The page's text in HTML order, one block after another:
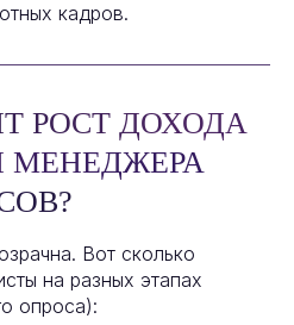
кадров.
РОСТ ДОХОДА
МЕНЕДЖЕРА
Вот сколько
на разных этапах
опроса):